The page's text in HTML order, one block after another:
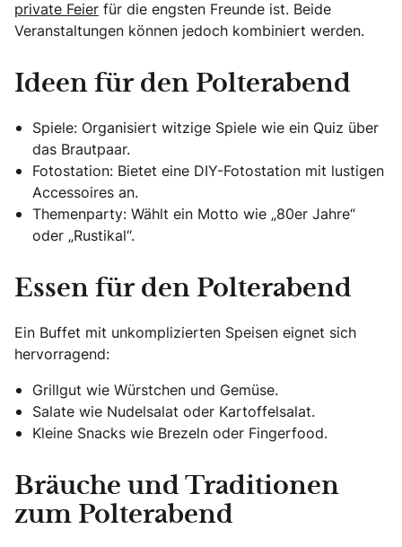
private Feier für die engsten Freunde ist. Beide
Veranstaltungen können jedoch kombiniert werden.
Ideen für den Polterabend
Spiele: Organisiert witzige Spiele wie ein Quiz über
das Brautpaar.
Fotostation: Bietet eine DIY-Fotostation mit lustigen
Accessoires an.
Themenparty: Wählt ein Motto wie „80er Jahre“
oder „Rustikal“.
Essen für den Polterabend
Ein Buffet mit unkomplizierten Speisen eignet sich
hervorragend:
Grillgut wie Würstchen und Gemüse.
Salate wie Nudelsalat oder Kartoffelsalat.
Kleine Snacks wie Brezeln oder Fingerfood.
Bräuche und Traditionen
zum Polterabend